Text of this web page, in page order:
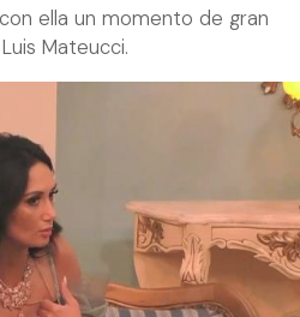
ella un momento de gran
Mateucci.